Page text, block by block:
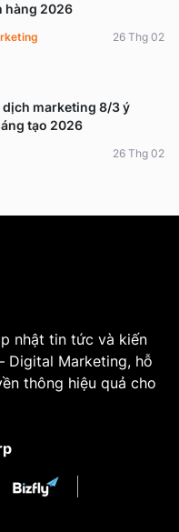
hàng 2026
26 Thg 02
dịch marketing 8/3 ý
tạo 2026
26 Thg 02
nhật tin tức và kiến
Digital Marketing, hỗ
thông hiệu quả cho